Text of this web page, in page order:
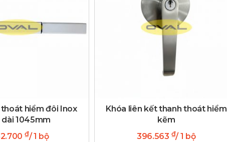
hiểm đôi Inox
1045mm
₫/ 1 bộ
Khóa liên kết thanh thoát hiểm
kẽm
396.563 ₫/ 1 bộ